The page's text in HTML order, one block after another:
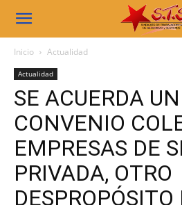
Sindicato
STS
Inicio Actualidad
Actualidad
SE ACUERDA
CONVENIO
EMPRESAS DE
PRIVADA, OTRO